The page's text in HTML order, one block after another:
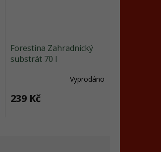
Forestina Zahradnický
substrát 70 l
Vyprodáno
239 Kč